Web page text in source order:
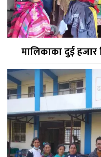
मालिकाका दुई हजार